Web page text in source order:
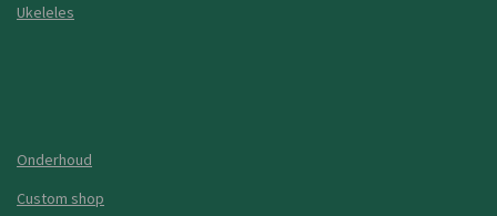
Ukeleles
Onderhoud
Custom shop